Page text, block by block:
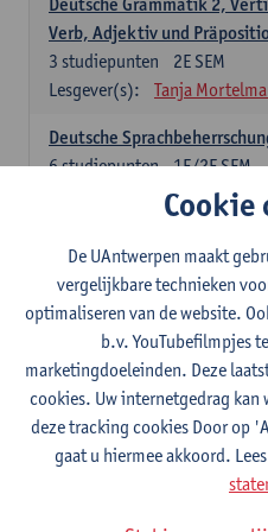
Verb, Adjektiv und
2E SEM
3 studiepunten
Lesgever(s):
Tanja
Deutsche
1E/2E SEM
6studiepunten
Tanja
Raum
1E/2E SEM
6 studiepunten
Lesgever(s):
Carola Strobl
Engels: verplichte
Advanced English Grammar
Professionals
1E/2E SEM
Lesgever(s):
Jim Ureel
Cookie
De UAntwerpen maakt
vergelijkbare technieken
optimaliseren van de website.
b.v. YouTubefilmpjes
marketingdoeleinden. Deze
cookies. Uw internetgedrag
deze tracking cookies Door op
gaat u hiermee akkoord.